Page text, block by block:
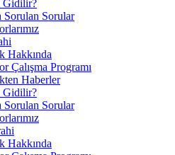
Gidilir?
Sorulan Sorular
Hakkında
Çalışma Programı
Haberler
Gidilir?
Sorulan Sorular
Hakkında